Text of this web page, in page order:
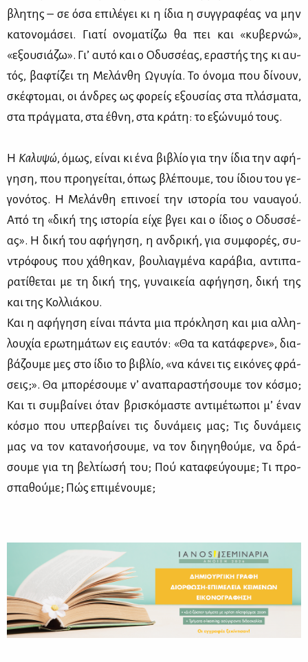
βλη­της – σε όσα επι­λέ­γει κι η ίδια η συγ­γρα­φέ­ας να μην
κα­το­νο­μά­σει. Για­τί ονο­μα­τί­ζω θα πει και «κυ­βερ­νώ»,
«εξου­σιά­ζω». Γι’ αυ­τό και ο Οδυσ­σέ­ας, ερα­στής της κι αυ­
τός, βα­φτί­ζει τη Με­λάν­θη Ωγυ­γία. Το όνο­μα που δί­νουν,
σκέ­φτο­μαι, οι άν­δρες ως φο­ρείς εξου­σί­ας στα πλά­σμα­τα,
στα πράγ­μα­τα, στα έθνη, στα κρά­τη: το εξώ­νυ­μό τους.
Η Κα­λυ­ψώ, όμως, εί­ναι κι ένα βι­βλίο για την ίδια την αφή­
γη­ση, που προη­γεί­ται, όπως βλέ­που­με, του ίδιου του γε­
γο­νό­τος. Η Με­λάν­θη επι­νο­εί την ιστο­ρία του ναυα­γού.
Από τη «δι­κή της ιστο­ρία εί­χε βγει και ο ίδιος ο Οδυσ­σέ­
ας». Η δι­κή του αφή­γη­ση, η αν­δρι­κή, για συμ­φο­ρές, συ­
ντρό­φους που χά­θη­καν, βου­λιαγ­μέ­να κα­ρά­βια, αντι­πα­
ρα­τί­θε­ται με τη δι­κή της, γυ­ναι­κεία αφή­γη­ση, δι­κή της
και της Κολ­λιά­κου.
Και η αφή­γη­ση εί­ναι πά­ντα μια πρό­κλη­ση και μια αλ­λη­
λου­χία ερω­τη­μά­των εις εαυ­τόν: «Θα τα κα­τά­φερ­νε», δια­
βά­ζου­με μες στο ίδιο το βι­βλίο, «να κά­νει τις ει­κό­νες φρά­
σεις;». Θα μπο­ρέ­σου­με ν’ ανα­πα­ρα­στή­σου­με τον κό­σμο;
Και τι συμ­βαί­νει όταν βρι­σκό­μα­στε αντι­μέ­τω­ποι μ’ έναν
κό­σμο που υπερ­βαί­νει τις δυ­νά­μεις μας; Τις δυ­νά­μεις
μας να τον κα­τα­νο­ή­σου­με, να τον δι­η­γη­θού­με, να δρά­
σου­με για τη βελ­τί­ω­σή του; Πού κα­τα­φεύ­γου­με; Τι προ­
σπα­θού­με; Πώς επι­μέ­νου­με;